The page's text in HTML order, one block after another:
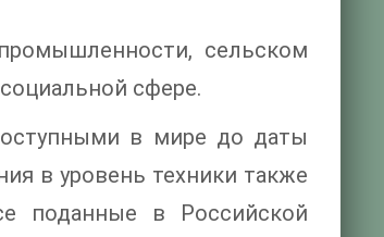
сельском
сфере.
в мире до даты
в уровень техники также
поданные в Российской